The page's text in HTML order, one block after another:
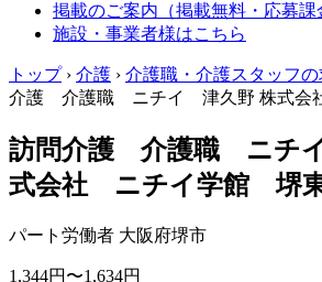
掲載のご案内（掲載無料・応募課
施設・事業者様はこちら
トップ › 介護 › 介護職・介護スタッフの
介護 介護職 ニチイ 津久野 株式会
訪問介護 介護職 ニチ
式会社 ニチイ学館 堺
パート労働者 大阪府堺市
1,344円〜1,634円